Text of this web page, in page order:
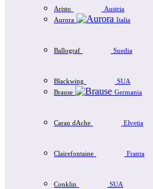
Aristo
Austria
Aurora
Italia
Ballograf Suedia
Blackwing
SUA
Brause
Germania
Caran dAche Elvetia
Clairefontaine Franta
Conklin SUA